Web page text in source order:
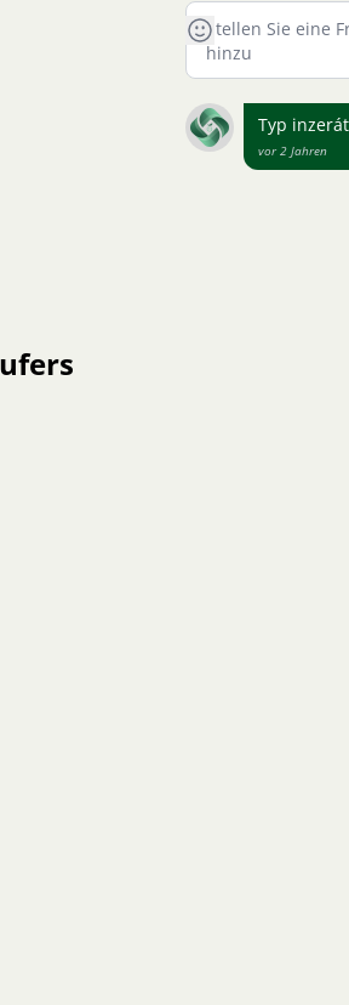
Typ
vor 2 Jahren